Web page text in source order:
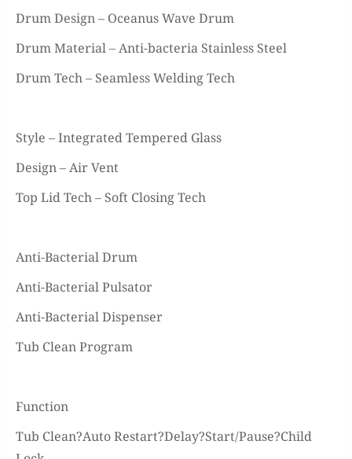
Drum Design – Oceanus Wave Drum
Drum Material – Anti-bacteria Stainless Steel
Drum Tech – Seamless Welding Tech
Style – Integrated Tempered Glass
Design – Air Vent
Top Lid Tech – Soft Closing Tech
Anti-Bacterial Drum
Anti-Bacterial Pulsator
Anti-Bacterial Dispenser
Tub Clean Program
Function
Tub Clean?Auto Restart?Delay?Start/Pause?Child